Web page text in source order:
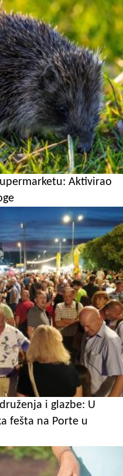
Aktivirao
i glazbe: U
fešta na Porte u